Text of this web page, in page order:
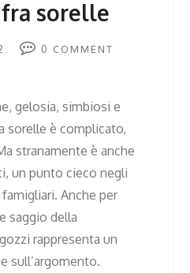
sorelle
0 COMMENT
gelosia, simbiosi e
sorelle è complicato,
stranamente è anche
un punto cieco negli
Anche per
saggio della
rappresenta un
sull’argomento.